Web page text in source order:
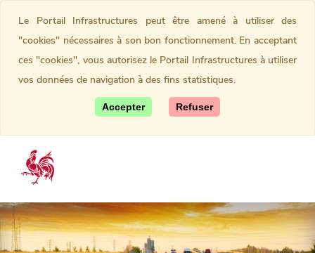
Le Portail Infrastructures peut être amené à utiliser des
"cookies" nécessaires à son bon fonctionnement. En acceptant
ces "cookies", vous autorisez le Portail Infrastructures à utiliser
vos données de navigation à des fins statistiques.
Accepter Refuser